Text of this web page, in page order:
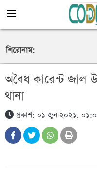
শিরোনাম:
গ্রেফতার করেছে
অবৈধ কারেন্ট জাল
থানা
প্রকাশ: ০১ জুন ২০২১,